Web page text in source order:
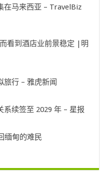
在马来西亚 – TravelBiz
看到酒店业前景稳定 |明
旅行 – 雅虎新闻
系续签至 2029 年 – 星报
缅甸的难民